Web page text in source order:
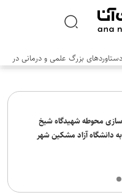
بزرگ علمی و درمانی در
سازی محوطه شهیدگاه شیخ
دانشگاه آزاد مشکین شهر